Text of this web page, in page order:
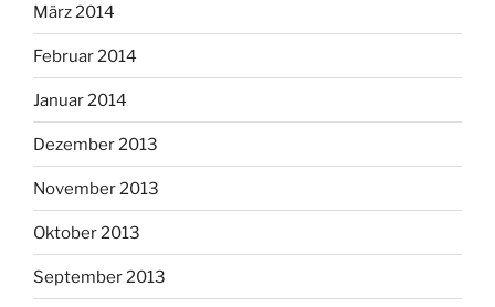
März 2014
Februar 2014
Januar 2014
Dezember 2013
November 2013
Oktober 2013
September 2013